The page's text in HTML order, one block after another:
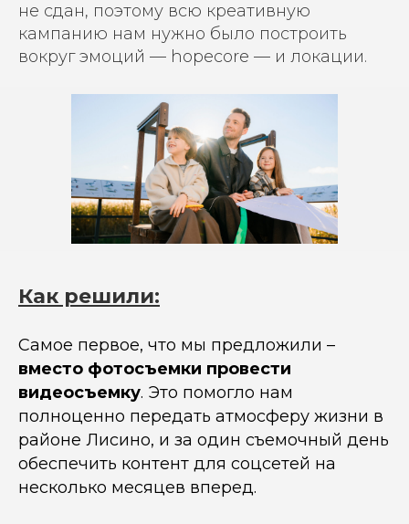
не сдан, поэтому всю креативную
кампанию нам нужно было построить
вокруг эмоций — hopecore — и локации.
Как решили:
Самое первое, что мы предложили –
вместо фотосъемки провести
видеосъемку. Это помогло нам
полноценно передать атмосферу жизни в
районе Лисино, и за один съемочный день
обеспечить контент для соцсетей на
несколько месяцев вперед.